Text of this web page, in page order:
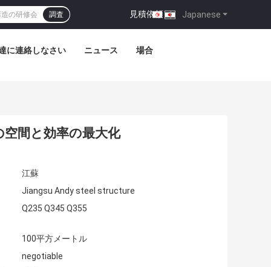
Japanese
見積依頼 |
調査
に連絡しなさい ニュース 場合
間と効率の最大化
江蘇
Jiangsu Andy steel structure
Q235 Q345 Q355
100平方メートル
negotiable